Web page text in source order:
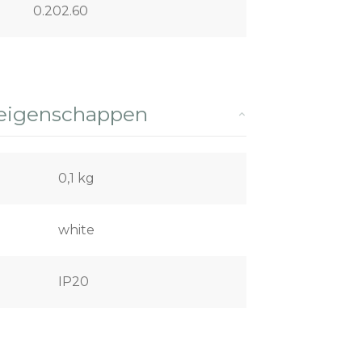
0.202.60
0,1 kg
white
IP20